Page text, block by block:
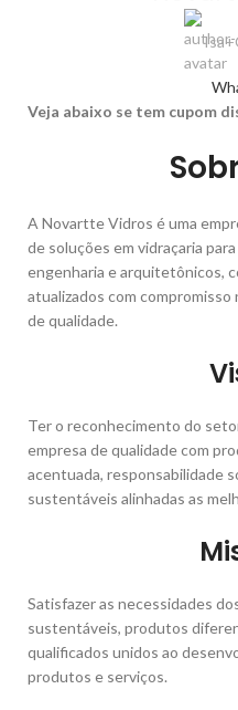
Veja abaixo se tem cupom
A Novartte Vidros é uma
de soluções em vidraçaria
engenharia e arquitetônicos,
atualizados com
de qualidade.
Ter o reconhecimento do
empresa de qualidade com
acentuada, responsabilidade
sustentáveis alinhadas as
Satisfazer as necessidades
sustentáveis, produtos
qualificados unidos ao
produtos e serviços.